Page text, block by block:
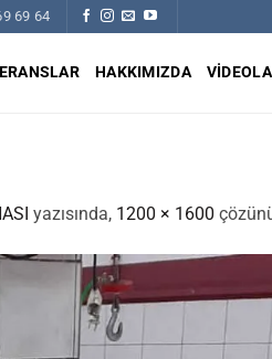
69 64
HAKKIMIZDA
yazısında, 1200 × 1600